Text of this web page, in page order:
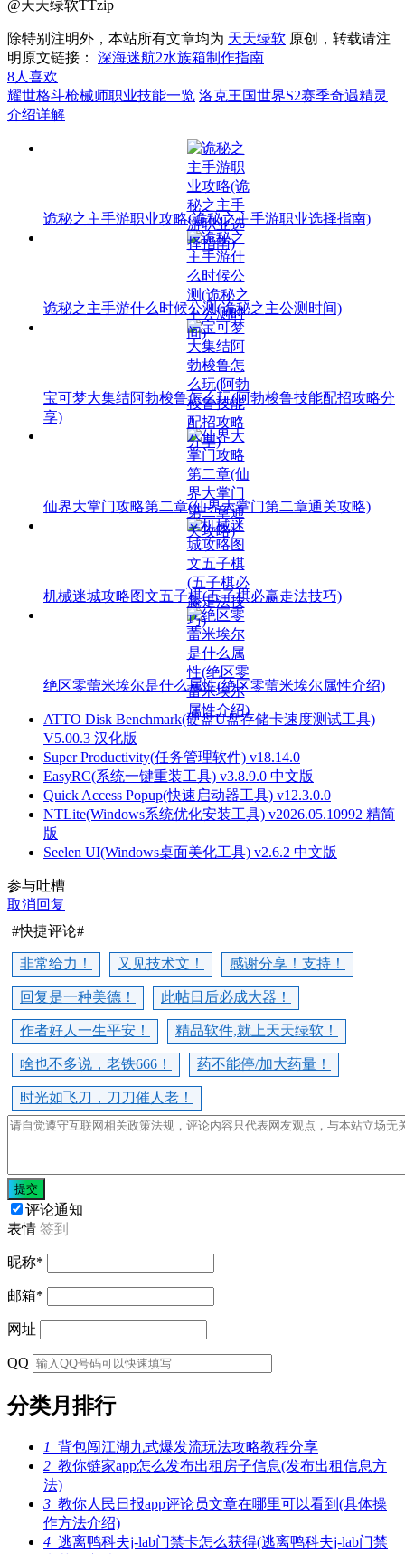
@天天绿软TTzip
除特别注明外，本站所有文章均为 天天绿软 原创，转载请注
明原文链接： 深海迷航2水族箱制作指南
8人喜欢
耀世格斗枪械师职业技能一览 洛克王国世界S2赛季奇遇精灵
介绍详解
诡秘之主手游职业攻略(诡秘之主手游职业选择指南)
诡秘之主手游什么时候公测(诡秘之主公测时间)
宝可梦大集结阿勃梭鲁怎么玩(阿勃梭鲁技能配招攻略分
享)
仙界大掌门攻略第二章(仙界大掌门第二章通关攻略)
机械迷城攻略图文五子棋(五子棋必赢走法技巧)
绝区零蕾米埃尔是什么属性(绝区零蕾米埃尔属性介绍)
ATTO Disk Benchmark(硬盘U盘存储卡速度测试工具)
V5.00.3 汉化版
Super Productivity(任务管理软件) v18.14.0
EasyRC(系统一键重装工具) v3.8.9.0 中文版
Quick Access Popup(快速启动器工具) v12.3.0.0
NTLite(Windows系统优化安装工具) v2026.05.10992 精简
版
Seelen UI(Windows桌面美化工具) v2.6.2 中文版
参与吐槽
取消回复
#快捷评论#
非常给力！ 又见技术文！ 感谢分享！支持！
回复是一种美德！ 此帖日后必成大器！
作者好人一生平安！ 精品软件,就上天天绿软！
啥也不多说，老铁666！ 药不能停/加大药量！
时光如飞刀，刀刀催人老！
提交
评论通知
表情 签到
昵称*
邮箱*
网址
QQ
分类月排行
1 背包闯江湖九式爆发流玩法攻略教程分享
2 教你链家app怎么发布出租房子信息(发布出租信息方
法)
3 教你人民日报app评论员文章在哪里可以看到(具体操
作方法介绍)
4 逃离鸭科夫j-lab门禁卡怎么获得(逃离鸭科夫j-lab门禁